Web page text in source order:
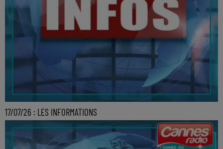
17/07/26 : LES INFORMATIONS